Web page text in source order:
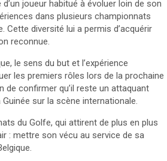
joueur habitué à évoluer loin de son
dans plusieurs championnats
Cette diversité lui a permis d’acquérir
reconnue.
le sens du but et l’expérience
les premiers rôles lors de la prochaine
de confirmer qu’il reste un attaquant
sur la scène internationale.
du Golfe, qui attirent de plus en plus
: mettre son vécu au service de sa